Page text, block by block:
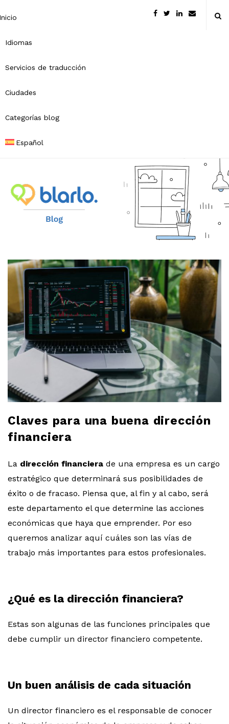
Idiomas
Servicios de traducción
Ciudades
Categorías blog
Español
B
r
o
b
o
g
Claves para una buena dirección
financiera
La dirección financiera de una empresa es un cargo
estratégico que determinará sus posibilidades de
éxito o de fracaso. Piensa que, al fin y al cabo, será
este departamento el que determine las acciones
económicas que haya que emprender. Por eso
queremos analizar aquí cuáles son las vías de
trabajo más importantes para estos profesionales.
¿Qué es la dirección financiera?
Estas son algunas de las funciones principales que
debe cumplir un director financiero competente.
Un buen análisis de cada situación
Un director financiero es el responsable de conocer